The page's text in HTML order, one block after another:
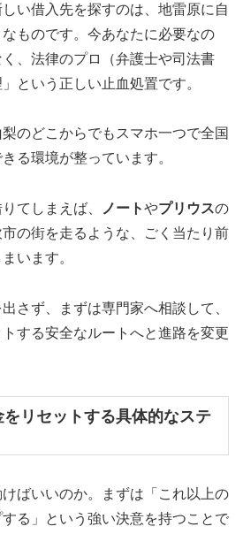
い借入先を探すのは、地雷原に自
ものです。今あなたに必要なの
、法律のプロ（弁護士や司法書
という正しい止血処置です。
のどこからでもスマホ一つで全国
る環境が整っています。
てしまえば、 ノートやプリウスの
の街を走るような、ごく当たり前
います。
さず、まずは専門家へ相談して、
する安全なルートへと進路を変更
リセットする具体的なステ
ばいいのか。まずは「これ以上の
る」という強い決意を持つことで